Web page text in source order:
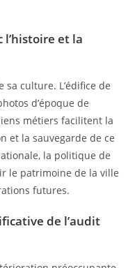
l’histoire et la
sa culture. L’édifice de
d’époque de
métiers facilitent la
et la sauvegarde de ce
la politique de
le patrimoine de la ville
futures.
de l’audit